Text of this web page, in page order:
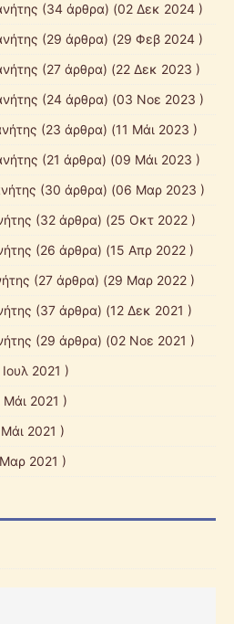
(34 άρθρα) (02 Δεκ 2024 )
(29 άρθρα) (29 Φεβ 2024 )
(27 άρθρα) (22 Δεκ 2023 )
(24 άρθρα) (03 Νοε 2023 )
(23 άρθρα) (11 Μάι 2023 )
(21 άρθρα) (09 Μάι 2023 )
(30 άρθρα) (06 Μαρ 2023 )
(32 άρθρα) (25 Οκτ 2022 )
(26 άρθρα) (15 Απρ 2022 )
(27 άρθρα) (29 Μαρ 2022 )
(37 άρθρα) (12 Δεκ 2021 )
(29 άρθρα) (02 Νοε 2021 )
2021 )
2021 )
2021 )
2021 )